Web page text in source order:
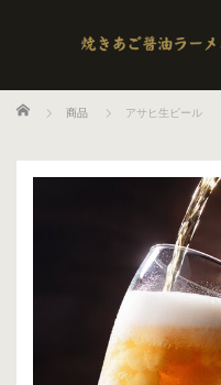
ホーム 商品 アサヒ生ビール